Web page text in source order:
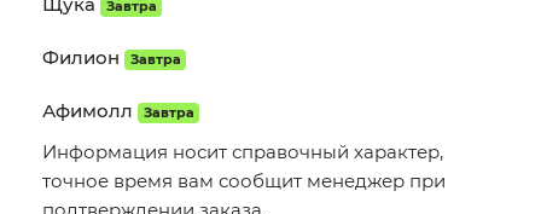
Завтра
Филион Завтра
Афимолл Завтра
Информация носит справочный характер,
точное время вам сообщит менеджер при